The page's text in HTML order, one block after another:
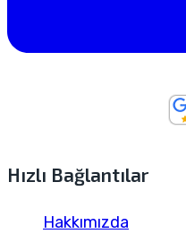
Hızlı Bağlantılar
Hakkımızda